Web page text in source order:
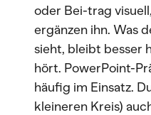
oder Bei-trag
ergänzen ihn. Was
sieht, bleibt besser
hört. PowerPoint-
häufig im Einsatz.
kleineren Kreis)